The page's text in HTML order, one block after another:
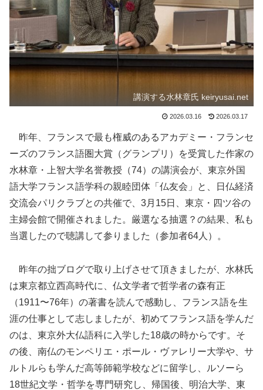
講演する水林章氏 keiryusai.net
2026.03.16 2026.03.17
昨年、フランスで最も権威のあるアカデミー・フランセ
ーズのフランス語圏大賞（グランプリ）を受賞した作家の
水林章・上智大学名誉教授（74）の講演会が、東京外国
語大学フランス語学科の親睦団体「仏友会」と、日仏経済
交流会パリクラブとの共催で、3月15日、東京・四ツ谷の
主婦会館で開催されました。厳選なる抽選？の結果、私も
当選したので聴講して参りました（参加者64人）。
昨年の拙ブログで取り上げさせて頂きましたが、水林氏
は東京都立西高時代に、仏文学者で哲学者の森有正
（1911〜76年）の著書を読んで感動し、フランス語を生
涯の仕事として志しましたが、初めてフランス語を学んだ
のは、東京外大仏語科に入学した18歳の時からです。そ
の後、南仏のモンペリエ・ポール・ヴァレリー大学や、サ
ルトルらも学んだ高等師範学校などに留学し、ルソーら
18世紀文学・哲学を専門研究し、帰国後、明治大学、東